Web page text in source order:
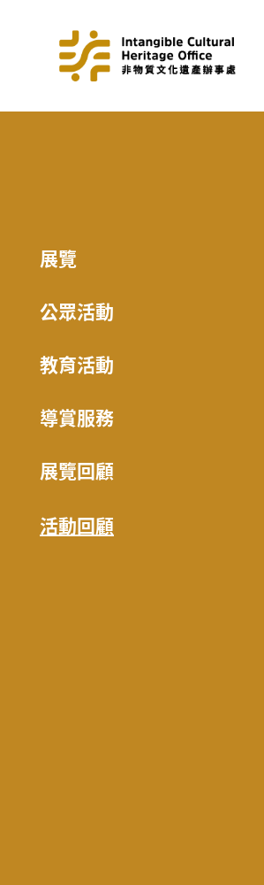
展覽
公眾活動
教育活動
導賞服務
展覽回顧
活動回顧